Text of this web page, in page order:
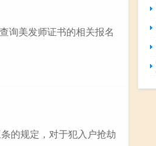
询美发师证书的相关报名
的规定，对于犯入户抢劫